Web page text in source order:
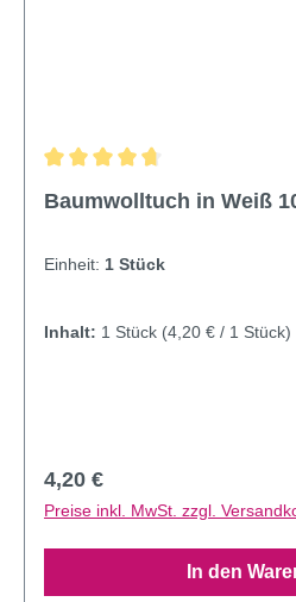
Baumwolltuch in Weiß
Einheit: 1 Stück
Inhalt: 1 Stück (4,20 € / 1 Stück)
Regulärer Preis:
4,20 €
Preise inkl. MwSt. zzgl.
In den